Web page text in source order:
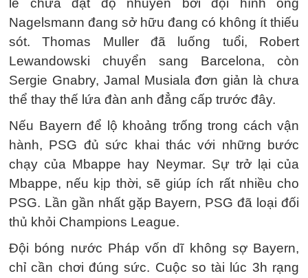
lẽ chưa đạt độ nhuyễn bởi đội hình ông
Nagelsmann đang sở hữu đang có không ít thiếu
sót. Thomas Muller đã luống tuổi, Robert
Lewandowski chuyển sang Barcelona, còn
Sergie Gnabry, Jamal Musiala đơn giản là chưa
thể thay thế lứa đàn anh đẳng cấp trước đây.
Nếu Bayern để lộ khoảng trống trong cách vận
hành, PSG đủ sức khai thác với những bước
chạy của Mbappe hay Neymar. Sự trở lại của
Mbappe, nếu kịp thời, sẽ giúp ích rất nhiều cho
PSG. Lần gần nhất gặp Bayern, PSG đã loại đối
thủ khỏi Champions League.
Đội bóng nước Pháp vốn dĩ không sợ Bayern,
chỉ cần chơi đúng sức. Cuộc so tài lúc 3h rạng